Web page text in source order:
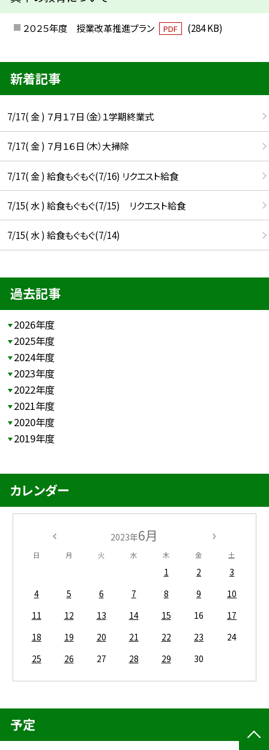
２０２５年度 授業改革推進プラン PDF (284 KB)
新着記事
7/17( 金 ) ７月１７日（金）１学期終業式
7/17( 金 ) ７月１６日（木）大掃除
7/17( 金 ) 給食もぐもぐ(7/16) リクエスト給食
7/15( 水 ) 給食もぐもぐ(7/15) リクエスト給食
7/15( 水 ) 給食もぐもぐ(7/14)
過去記事
2026年度
2025年度
2024年度
2023年度
2022年度
2021年度
2020年度
2019年度
カレンダー
2023年6月
日 月 火 水 木 金 土
1 2
3
4
5 6 7 8 9
10
11
12 13 14 15 16
17
18
19 20 21 22 23
24
25
26 27 28 29 30
予定